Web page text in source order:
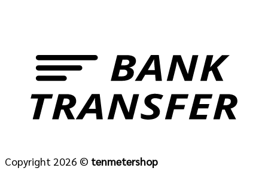
Copyright 2026 © tenmetershop